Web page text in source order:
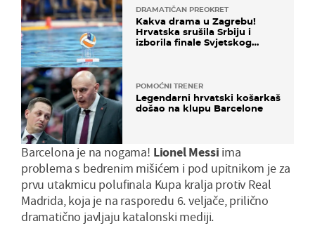
DRAMATIČAN PREOKRET
Kakva drama u Zagrebu!
Hrvatska srušila Srbiju i
izborila finale Svjetskog
POMOĆNI TRENER
Legendarni hrvatski košarkaš
došao na klupu Barcelone
Barcelona je na nogama! Lionel Messi ima
problema s bedrenim mišićem i pod upitnikom je za
prvu utakmicu polufinala Kupa kralja protiv Real
Madrida, koja je na rasporedu 6. veljače, prilično
dramatično javljaju katalonski mediji.